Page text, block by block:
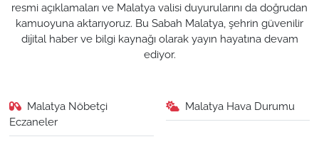
resmi açıklamaları ve Malatya valisi duyurularını da doğrudan
kamuoyuna aktarıyoruz. Bu Sabah Malatya, şehrin güvenilir
dijital haber ve bilgi kaynağı olarak yayın hayatına devam
ediyor.
Malatya Nöbetçi
Eczaneler
Malatya Hava Durumu